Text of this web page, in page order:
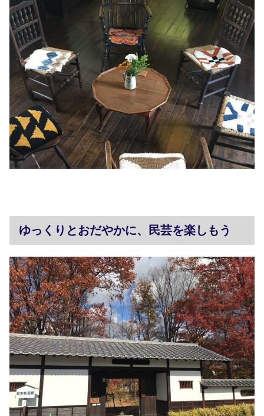
ゆっくりとおだやかに、民芸を楽しもう